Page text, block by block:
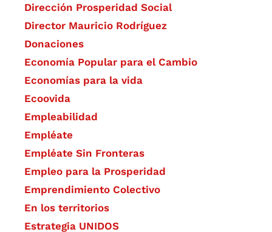
Dirección Prosperidad Social
Director Mauricio Rodríguez
Donaciones
Economía Popular para el Cambio
Economías para la vida
Ecoovida
Empleabilidad
Empléate
Empléate Sin Fronteras
Empleo para la Prosperidad
Emprendimiento Colectivo
En los territorios
Estrategia UNIDOS